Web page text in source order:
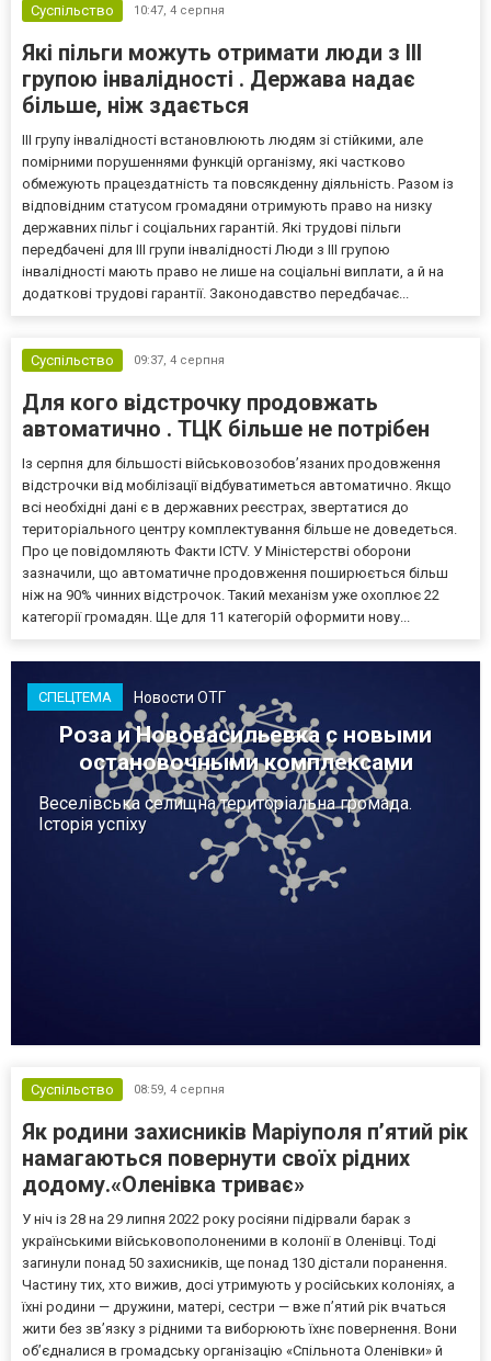
Суспільство 10:47, 4 серпня
Які пільги можуть отримати люди з III
групою інвалідності . Держава надає
більше, ніж здається
III групу інвалідності встановлюють людям зі стійкими, але
помірними порушеннями функцій організму, які частково
обмежують працездатність та повсякденну діяльність. Разом із
відповідним статусом громадяни отримують право на низку
державних пільг і соціальних гарантій. Які трудові пільги
передбачені для III групи інвалідності Люди з III групою
інвалідності мають право не лише на соціальні виплати, а й на
додаткові трудові гарантії. Законодавство передбачає...
Суспільство 09:37, 4 серпня
Для кого відстрочку продовжать
автоматично . ТЦК більше не потрібен
Із серпня для більшості військовозобов’язаних продовження
відстрочки від мобілізації відбуватиметься автоматично. Якщо
всі необхідні дані є в державних реєстрах, звертатися до
територіального центру комплектування більше не доведеться.
Про це повідомляють Факти ICTV. У Міністерстві оборони
зазначили, що автоматичне продовження поширюється більш
ніж на 90% чинних відстрочок. Такий механізм уже охоплює 22
категорії громадян. Ще для 11 категорій оформити нову...
СПЕЦТЕМА Новости ОТГ
Роза и Нововасильевка с новыми
остановочными комплексами
Веселівська селищна територіальна громада.
Історія успіху
Суспільство 08:59, 4 серпня
Як родини захисників Маріуполя пʼятий рік
намагаються повернути своїх рідних
додому.«Оленівка триває»
У ніч із 28 на 29 липня 2022 року росіяни підірвали барак з
українськими військовополоненими в колонії в Оленівці. Тоді
загинули понад 50 захисників, ще понад 130 дістали поранення.
Частину тих, хто вижив, досі утримують у російських колоніях, а
їхні родини — дружини, матері, сестри — вже п’ятий рік вчаться
жити без зв’язку з рідними та виборюють їхнє повернення. Вони
об’єдналися в громадську організацію «Спільнота Оленівки» й